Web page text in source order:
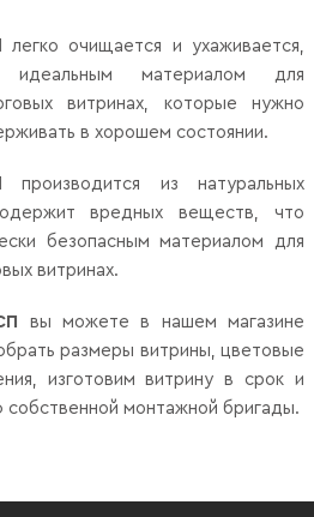
очищается и ухаживается,
материалом для
витринах, которые нужно
в хорошем состоянии.
производится из натуральных
вредных веществ, что
безопасным материалом для
витринах.
вы можете в нашем магазине
размеры витрины, цветовые
изготовим витрину в срок и
монтажной бригады.